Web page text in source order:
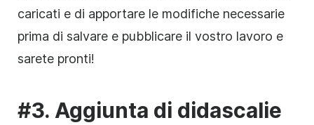
caricati e di apportare le modifiche necessarie
prima di salvare e pubblicare il vostro lavoro e
sarete pronti!
#3. Aggiunta di didascalie